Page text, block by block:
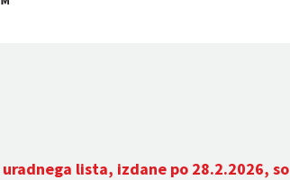
lista, izdane po 28.2.2026, so